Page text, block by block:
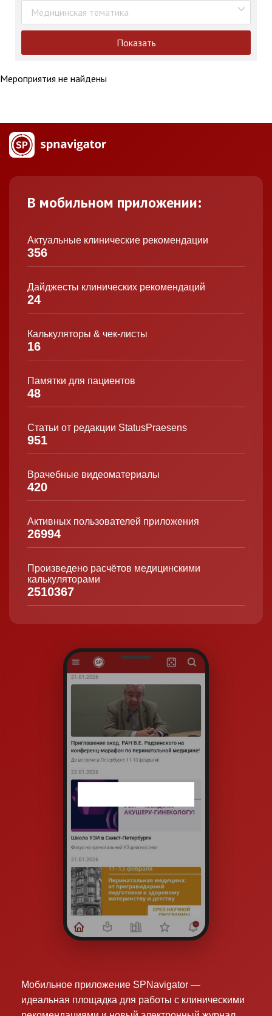
Медицинская тематика
Показать
Мероприятия не найдены
В мобильном приложении:
Актуальные клинические рекомендации
356
Дайджесты клинических рекомендаций
24
Калькуляторы & чек-листы
16
Памятки для пациентов
48
Статьи от редакции StatusPraesens
951
Врачебные видеоматериалы
420
Активных пользователей приложения
26994
Произведено расчётов медицинскими
калькуляторами
2510367
Мобильное приложение SPNavigator —
идеальная площадка для работы с клиническими